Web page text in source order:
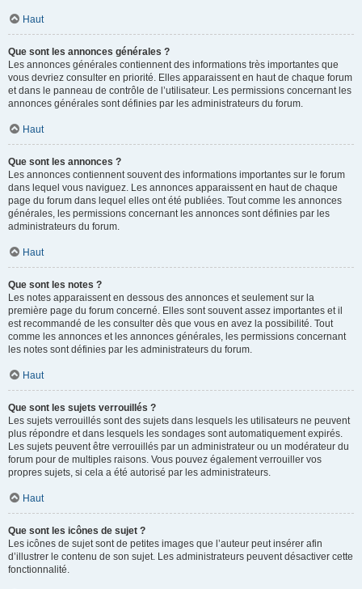
Haut
Que sont les annonces générales ?
Les annonces générales contiennent des informations très importantes que
vous devriez consulter en priorité. Elles apparaissent en haut de chaque forum
et dans le panneau de contrôle de l’utilisateur. Les permissions concernant les
annonces générales sont définies par les administrateurs du forum.
Haut
Que sont les annonces ?
Les annonces contiennent souvent des informations importantes sur le forum
dans lequel vous naviguez. Les annonces apparaissent en haut de chaque
page du forum dans lequel elles ont été publiées. Tout comme les annonces
générales, les permissions concernant les annonces sont définies par les
administrateurs du forum.
Haut
Que sont les notes ?
Les notes apparaissent en dessous des annonces et seulement sur la
première page du forum concerné. Elles sont souvent assez importantes et il
est recommandé de les consulter dès que vous en avez la possibilité. Tout
comme les annonces et les annonces générales, les permissions concernant
les notes sont définies par les administrateurs du forum.
Haut
Que sont les sujets verrouillés ?
Les sujets verrouillés sont des sujets dans lesquels les utilisateurs ne peuvent
plus répondre et dans lesquels les sondages sont automatiquement expirés.
Les sujets peuvent être verrouillés par un administrateur ou un modérateur du
forum pour de multiples raisons. Vous pouvez également verrouiller vos
propres sujets, si cela a été autorisé par les administrateurs.
Haut
Que sont les icônes de sujet ?
Les icônes de sujet sont de petites images que l’auteur peut insérer afin
d’illustrer le contenu de son sujet. Les administrateurs peuvent désactiver cette
fonctionnalité.